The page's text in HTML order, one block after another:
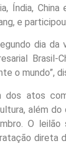
Índia,
e
dia da
o mundo”,
dos atos
além
O
direta